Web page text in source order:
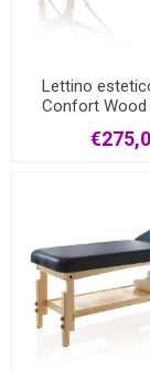
Lettino
Confort Wood